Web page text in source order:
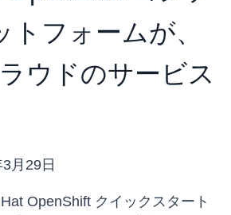
トフォームが、
ウドのサービス
月29日
OpenShift クイックスタート